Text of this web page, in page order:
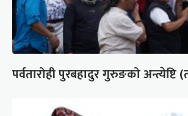
पर्वतारोही पुरबहादुर गुरुङको अन्त्येष्टि